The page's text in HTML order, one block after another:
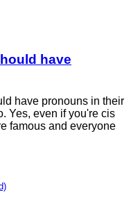
have
have pronouns in their
Yes, even if you're cis
famous and everyone